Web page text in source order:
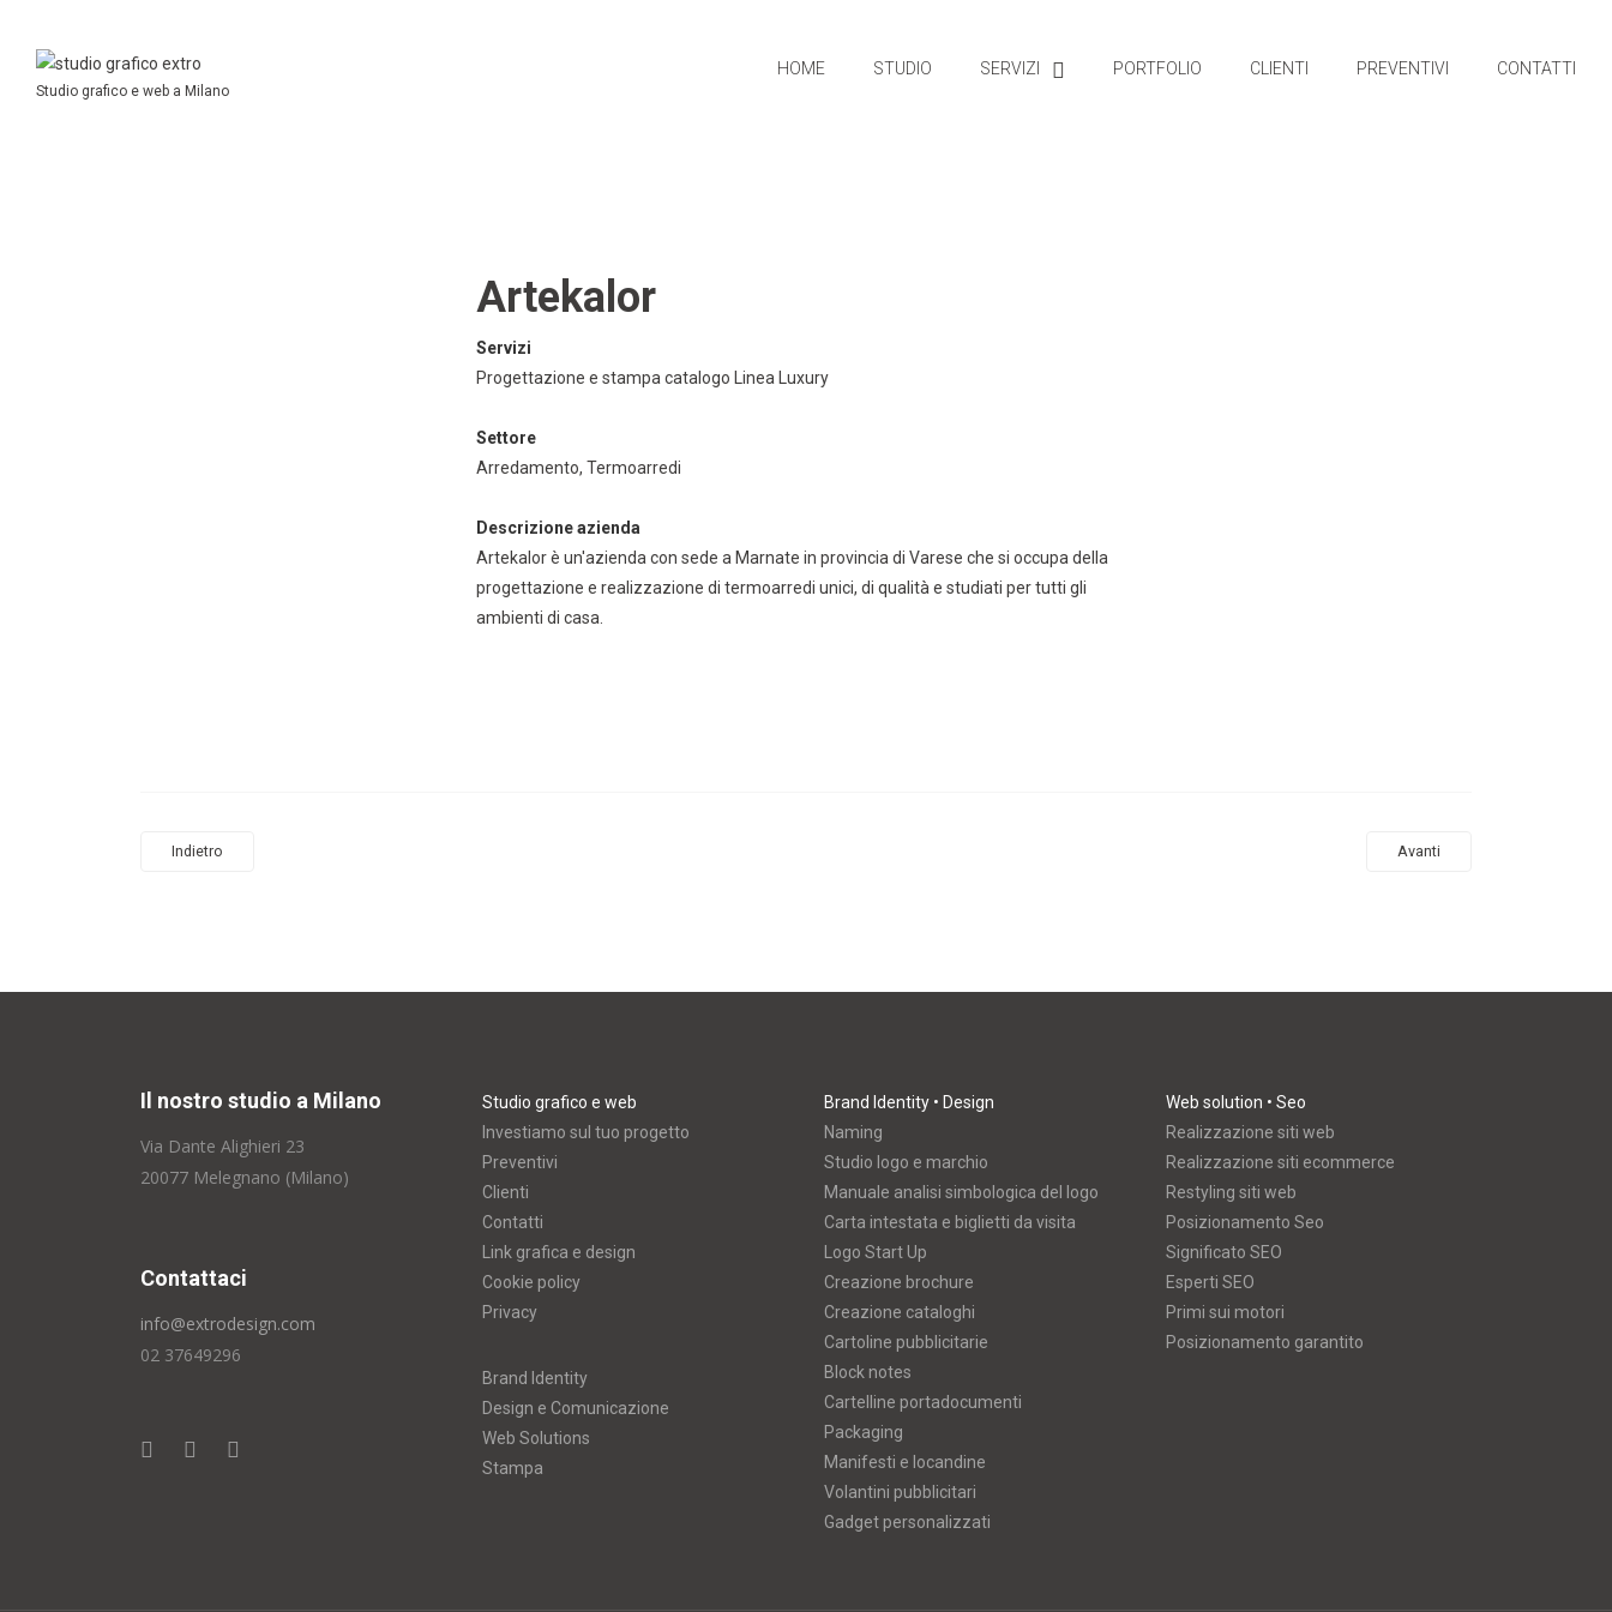
Studio grafico e web a Milano
HOME STUDIO SERVIZI PORTFOLIO CLIENTI PREVENTIVI CONTATTI
Artekalor
Servizi
Progettazione e stampa catalogo Linea Luxury
Settore
Arredamento, Termoarredi
Descrizione azienda
Artekalor è un'azienda con sede a Marnate in provincia di Varese che si occupa della
progettazione e realizzazione di termoarredi unici, di qualità e studiati per tutti gli
ambienti di casa.
Indietro Avanti
Il nostro studio a Milano
Via Dante Alighieri 23
20077 Melegnano (Milano)
Contattaci
info@extrodesign.com
02 37649296
Studio grafico e web
Investiamo sul tuo progetto
Preventivi
Clienti
Contatti
Link grafica e design
Cookie policy
Privacy
Brand Identity
Design e Comunicazione
Web Solutions
Stampa
Brand Identity • Design
Naming
Studio logo e marchio
Manuale analisi simbologica del logo
Carta intestata e biglietti da visita
Logo Start Up
Creazione brochure
Creazione cataloghi
Cartoline pubblicitarie
Block notes
Cartelline portadocumenti
Packaging
Manifesti e locandine
Volantini pubblicitari
Gadget personalizzati
Web solution • Seo
Realizzazione siti web
Realizzazione siti ecommerce
Restyling siti web
Posizionamento Seo
Significato SEO
Esperti SEO
Primi sui motori
Posizionamento garantito